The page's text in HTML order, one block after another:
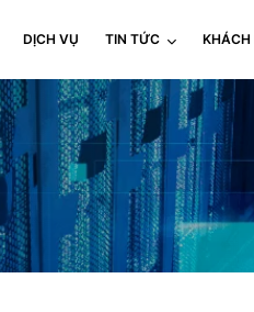
DỊCH VỤ TIN TỨC KHÁCH